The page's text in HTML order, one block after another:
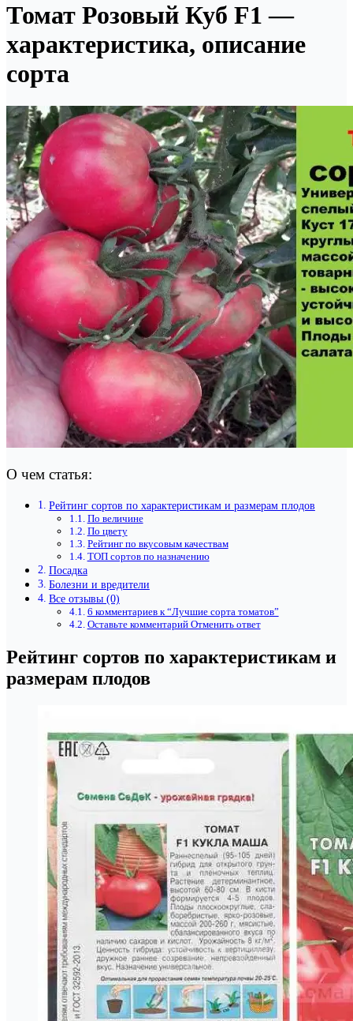
Томат Розовый Куб F1 —
характеристика, описание
сорта
О чем статья:
Рейтинг сортов по характеристикам и размерам плодов
По величине
По цвету
Рейтинг по вкусовым качествам
ТОП сортов по назначению
Посадка
Болезни и вредители
Все отзывы (0)
6 комментариев к “Лучшие сорта томатов”
Оставьте комментарий Отменить ответ
Рейтинг сортов по характеристикам и
размерам плодов